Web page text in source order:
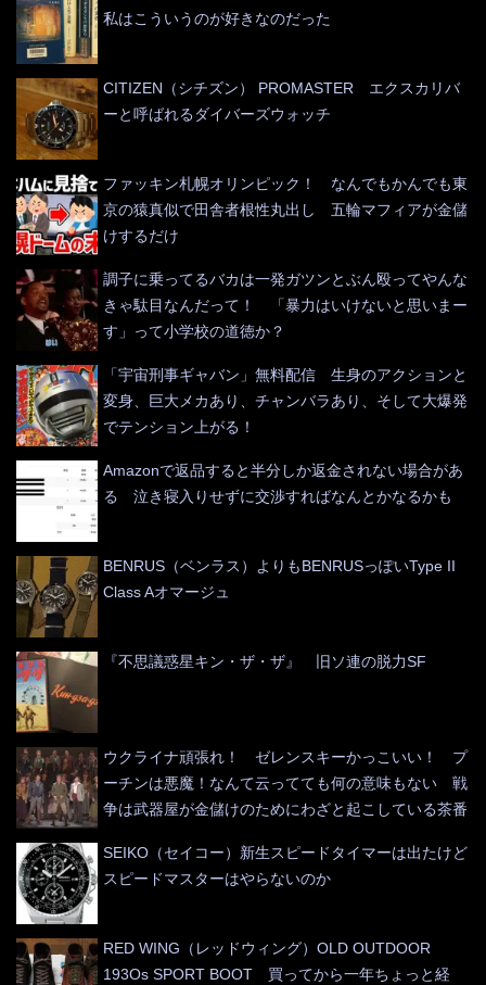
私はこういうのが好きなのだった
CITIZEN（シチズン） PROMASTER エクスカリバ
ーと呼ばれるダイバーズウォッチ
ファッキン札幌オリンピック！ なんでもかんでも東
京の猿真似で田舎者根性丸出し 五輪マフィアが金儲
けするだけ
調子に乗ってるバカは一発ガツンとぶん殴ってやんな
きゃ駄目なんだって！ 「暴力はいけないと思いまー
す」って小学校の道徳か？
「宇宙刑事ギャバン」無料配信 生身のアクションと
変身、巨大メカあり、チャンバラあり、そして大爆発
でテンション上がる！
Amazonで返品すると半分しか返金されない場合があ
る 泣き寝入りせずに交渉すればなんとかなるかも
BENRUS（ベンラス）よりもBENRUSっぽいType II
Class Aオマージュ
『不思議惑星キン・ザ・ザ』 旧ソ連の脱力SF
ウクライナ頑張れ！ ゼレンスキーかっこいい！ プ
ーチンは悪魔！なんて云ってても何の意味もない 戦
争は武器屋が金儲けのためにわざと起こしている茶番
SEIKO（セイコー）新生スピードタイマーは出たけど
スピードマスターはやらないのか
RED WING（レッドウィング）OLD OUTDOOR
193Os SPORT BOOT 買ってから一年ちょっと経